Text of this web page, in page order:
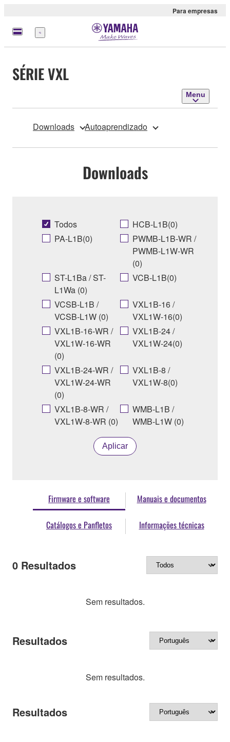
Para empresas
Menu
SÉRIE VXL
Menu
Downloads Autoaprendizado
Downloads
Todos
HCB-L1B(0)
PA-L1B(0)
PWMB-L1B-WR /
PWMB-L1W-WR
(0)
ST-L1Ba / ST-
L1Wa (0)
VCB-L1B(0)
VCSB-L1B /
VCSB-L1W (0)
VXL1B-16 /
VXL1W-16(0)
VXL1B-16-WR /
VXL1W-16-WR
(0)
VXL1B-24 /
VXL1W-24(0)
VXL1B-24-WR /
VXL1W-24-WR
(0)
VXL1B-8 /
VXL1W-8(0)
VXL1B-8-WR /
VXL1W-8-WR (0)
WMB-L1B /
WMB-L1W (0)
Aplicar
Firmware e software Manuais e documentos
Catálogos e Panfletos Informações técnicas
0 Resultados
Sem resultados.
Resultados
Sem resultados.
Resultados